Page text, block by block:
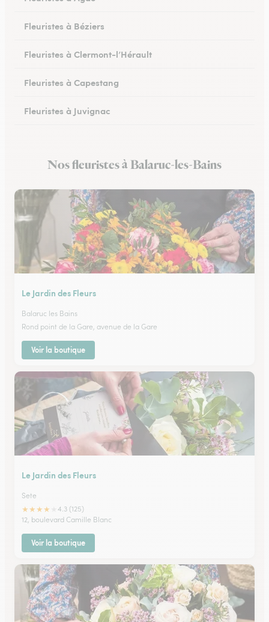
Fleuristes à Béziers
Fleuristes à Clermont-l’Hérault
Fleuristes à Capestang
Fleuristes à Juvignac
Fleuristes à Pignan
Nos fleuristes à Balaruc-les-Bains
Le Jardin des Fleurs
Balaruc les Bains
Rond point de la Gare, avenue de la Gare
Voir la boutique
Le Jardin des Fleurs
Sete
★★★★
4.3 (125)
12, boulevard Camille Blanc
Voir la boutique